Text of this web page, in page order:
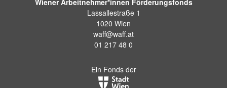
Lassallestraße 1
1020 Wien
waff@waff.at
01 217 48 0
Ein Fonds der